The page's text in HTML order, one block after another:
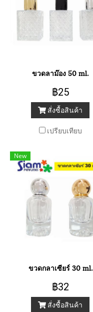
ขวดลาม๊อง 50 ml.
฿25
สั่งซื้อสินค้า
เปรียบเทียบ
New
ขวดกลาเซียร์ 30 ml.
฿32
สั่งซื้อสินค้า